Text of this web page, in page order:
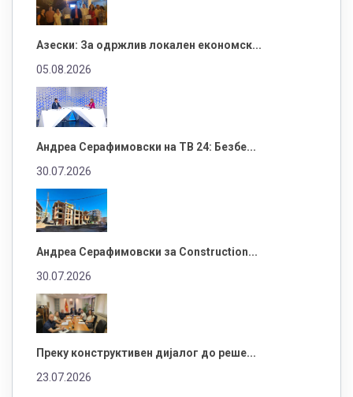
Азески: За одржлив локален економск...
05.08.2026
Андреа Серафимовски на ТВ 24: Безбе...
30.07.2026
Андреа Серафимовски за Construction...
30.07.2026
Преку конструктивен дијалог до реше...
23.07.2026